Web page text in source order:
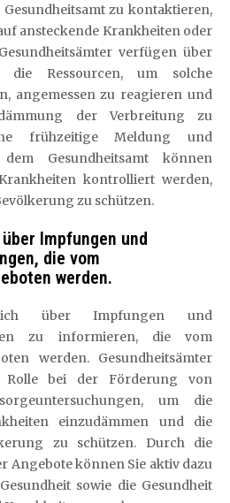
Gesundheitsamt zu kontaktieren,
ansteckende Krankheiten oder
verfügen über
die Ressourcen, um solche
angemessen zu reagieren und
der Verbreitung zu
frühzeitige Meldung und
Gesundheitsamt können
kontrolliert werden,
zu schützen.
Impfungen und
die vom
werden.
über Impfungen und
zu informieren, die vom
werden. Gesundheitsämter
Rolle bei der Förderung von
um die
einzudämmen und die
zu schützen. Durch die
Angebote können Sie aktiv dazu
sowie die Gesundheit